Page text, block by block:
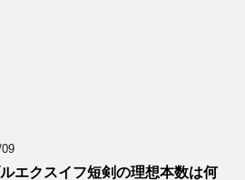
エクスイフ短剣の理想本数は何